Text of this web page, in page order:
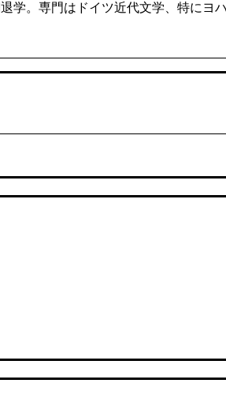
学。専門はドイツ近代文学、特にヨ